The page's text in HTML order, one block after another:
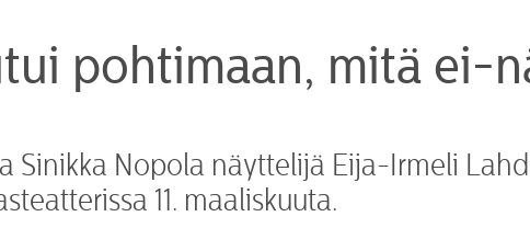
pohtimaan, mitä ei-
Sinikka Nopola näyttelijä Eija-Irmeli
11. maaliskuuta.